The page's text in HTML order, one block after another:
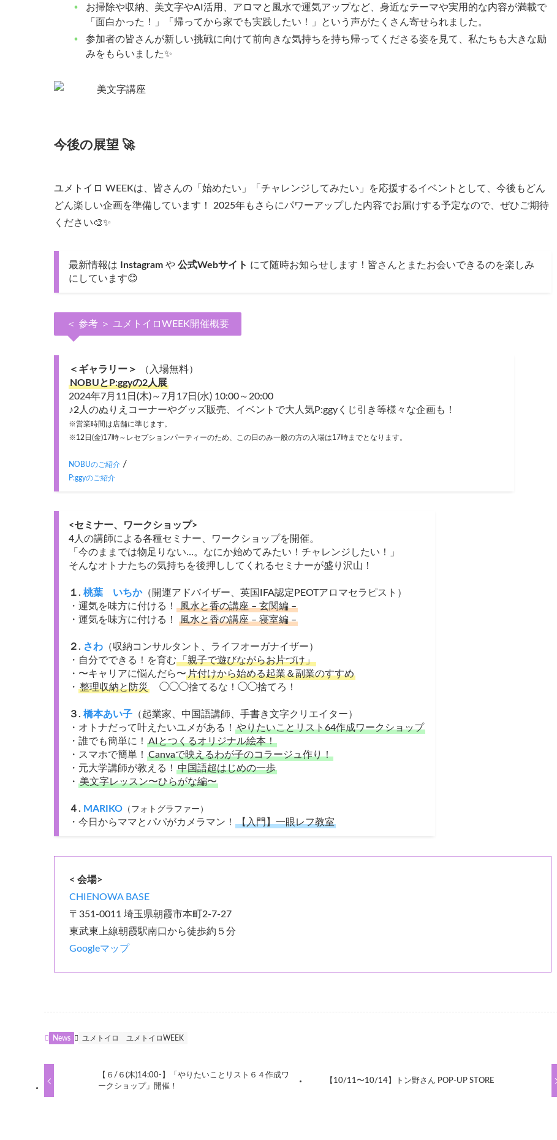
お掃除や収納、美文字やAI活用、アロマと風水で運気アップなど、身近なテーマや実用的な内容が満載で
「面白かった！」「帰ってから家でも実践したい！」という声がたくさん寄せられました。
参加者の皆さんが新しい挑戦に向けて前向きな気持ちを持ち帰ってくださる姿を見て、私たちも大きな励
みをもらいました✨
今後の展望 🚀
ユメトイロ WEEKは、皆さんの「始めたい」「チャレンジしてみたい」を応援するイベントとして、今後もどん
どん楽しい企画を準備しています！ 2025年もさらにパワーアップした内容でお届けする予定なので、ぜひご期待
ください🎨✨
最新情報は Instagram や 公式Webサイト にて随時お知らせします！皆さんとまたお会いできるのを楽しみ
にしています😊
＜ 参考 ＞ ユメトイロWEEK開催概要
＜ギャラリー＞
（入場無料）
NOBUとP:ggyの2人展
2024年7月11日(木)～7月17日(水) 10:00～20:00
♪2人のぬりえコーナーやグッズ販売、イベントで大人気P:ggyくじ引き等様々な企画も！
※営業時間は店舗に準じます。
※12日(金)17時～レセプションパーティーのため、この日のみ一般の方の入場は17時までとなります。
NOBUのご紹介 /
P:ggyのご紹介
<セミナー、ワークショップ>
4人の講師による各種セミナー、ワークショップを開催。
「今のままでは物足りない…。なにか始めてみたい！チャレンジしたい！」
そんなオトナたちの気持ちを後押ししてくれるセミナーが盛り沢山！
１. 桃葉 いちか（開運アドバイザー、英国IFA認定PEOTアロマセラピスト）
・運気を味方に付ける！ 風水と香の講座 – 玄関編 –
・運気を味方に付ける！
風水と香の講座 – 寝室編 –
２. さわ （収納コンサルタント、ライフオーガナイザー）
・自分でできる！を育む「親子で遊びながらお片づけ」
・〜キャリアに悩んだら〜片付けから始める起業＆副業のすすめ
・ 整理収納と防災 ◯◯◯捨てるな！◯◯捨てろ！
３. 橋本あい子 （起業家、中国語講師、手書き文字クリエイター）
・オトナだって叶えたいユメがある！ やりたいことリスト64作成ワークショップ
・誰でも簡単に！ AIとつくるオリジナル絵本！
・スマホで簡単！ Canvaで映えるわが子のコラージュ作り！
・元大学講師が教える！ 中国語超はじめの一歩
・ 美文字レッスン〜ひらがな編〜
４. MARIKO （フォトグラファー）
・今日からママとパパがカメラマン！ 【入門】一眼レフ教室
< 会場>
CHIENOWA BASE
〒351-0011 埼玉県朝霞市本町2-7-27
東武東上線朝霞駅南口から徒歩約５分
Googleマップ
News ユメトイロ ユメトイロWEEK
【６/６(木)14:00-】「やりたいことリスト６４作成ワ
ークショップ」開催！
【10/11〜10/14】トン野さん POP‐UP STORE